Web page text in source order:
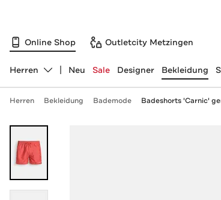
Online Shop Outletcity Metzingen
Abteilung ändern, ausgewählt:
Herren Neu Sale Designer Bekleidung
Herren Bekleidung Bademode Badeshorts 'Carnic'